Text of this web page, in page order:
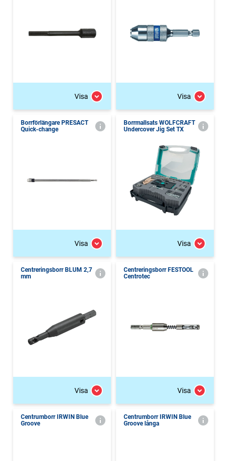
Visa Visa
Borrförlängare PRESACT
Quick-change
Visa
Borrmallsats WOLFCRAFT
Undercover Jig Set TX
Visa
Centreringsborr BLUM 2,7
mm
Visa
Centreringsborr FESTOOL
Centrotec
Visa
Centrumborr IRWIN Blue
Groove
Centrumborr IRWIN Blue
Groove långa